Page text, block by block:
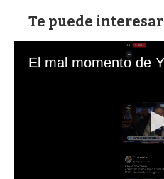
Te puede interesar